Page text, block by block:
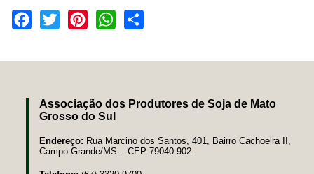
Facebook
Twitter PinterestWhatsApp
Associação dos Produtores de Soja de Mato
Grosso do Sul
Endereço: Rua Marcino dos Santos, 401, Bairro Cachoeira II,
Campo Grande/MS – CEP 79040-902